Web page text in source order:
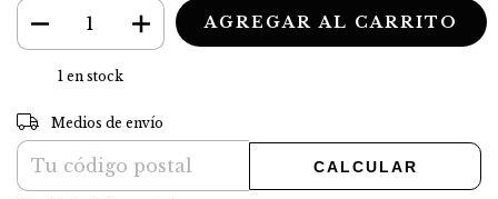
1en stock
Entregas para el CP:
Medios de envío
CALCULAR